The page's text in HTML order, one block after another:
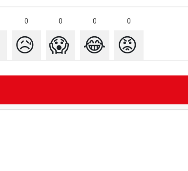
0 0 0 0
😥 😱 😂 😡